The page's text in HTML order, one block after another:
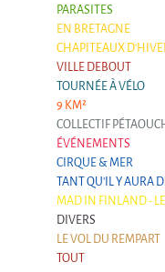
PARASITES
EN BRETAGNE
CHAPITEAUX
VILLE DEBOUT
TOURNÉE À VÉLO
9 KM²
COLLECTIF
ÉVÉNEMENTS
CIRQUE & MER
TANT QU'IL Y AURA
MAD IN FINLAND -
DIVERS
LE VOL DU REMPART
TOUT